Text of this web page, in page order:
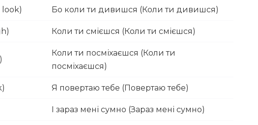
look) Бо коли ти дивишся (Коли ти дивишся)
Коли ти смієшся (Коли ти смієшся)
Коли ти посміхаєшся (Коли ти
посміхаєшся)
Я повертаю тебе (Повертаю тебе)
І зараз мені сумно (Зараз мені сумно)